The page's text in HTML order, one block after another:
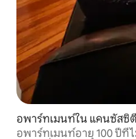
อพาร์ทเมนท์ใน แคนซัสซิตี
อพาร์ทเมนท์อายุ 100 ปีที่ไ